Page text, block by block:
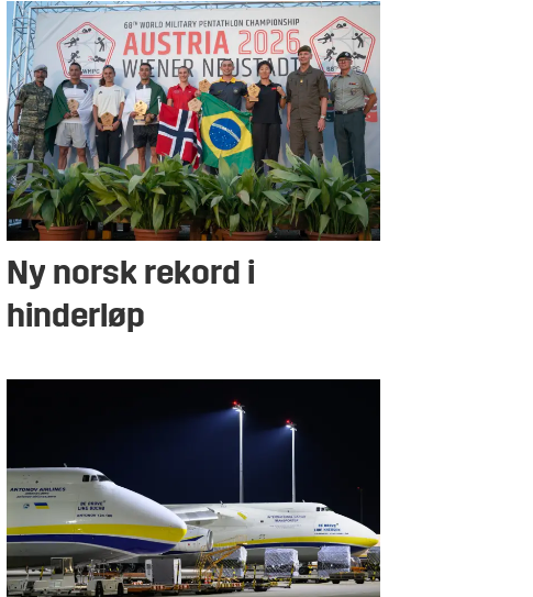
Ny norsk rekord i
hinderløp